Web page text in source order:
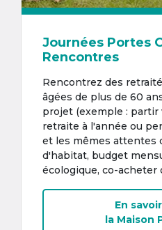
Journées Portes
Rencontres
Rencontrez des
âgées de plus de 60
projet (exemple : partir
retraite à l'année ou
et les mêmes attentes
d'habitat, budget
écologique, co-acheter
En savoir
la Maison